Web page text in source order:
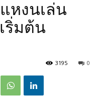
หงนเล่น
ริ่มต้น
0
3195